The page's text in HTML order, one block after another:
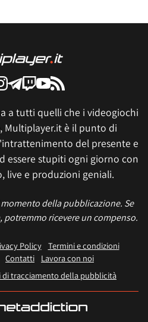
a tutti quelli che i videogiochi
Multiplayer.it è il punto di
del presente e
essere stupiti ogni giorno con
live e produzioni geniali.
della pubblicazione. Se
potremmo ricevere un compenso.
Policy
Termini e condizioni
Contatti
Lavora con noi
di tracciamento della pubblicità